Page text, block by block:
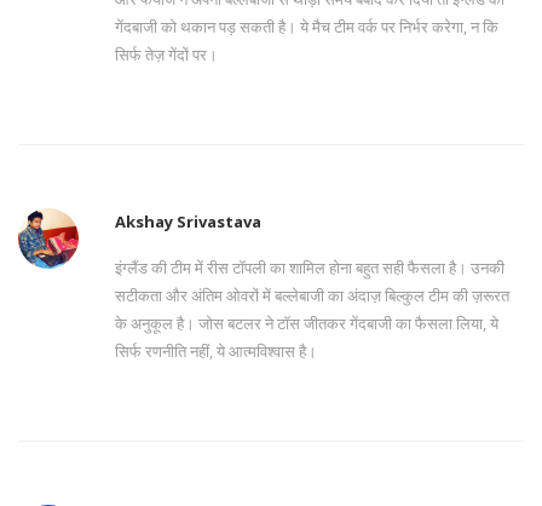
गेंदबाजी को थकान पड़ सकती है। ये मैच टीम वर्क पर निर्भर करेगा, न कि
सिर्फ तेज़ गेंदों पर।
Akshay Srivastava
इंग्लैंड की टीम में रीस टॉपली का शामिल होना बहुत सही फैसला है। उनकी
सटीकता और अंतिम ओवरों में बल्लेबाजी का अंदाज़ बिल्कुल टीम की ज़रूरत
के अनुकूल है। जोस बटलर ने टॉस जीतकर गेंदबाजी का फैसला लिया, ये
सिर्फ रणनीति नहीं, ये आत्मविश्वास है।